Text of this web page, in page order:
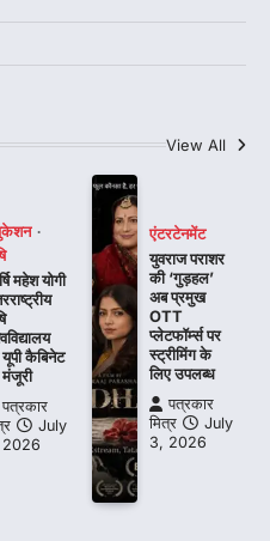
View All
महेश योगी
कैबिनेट
पत्रकार
July
एंटरटेनमेंट
युवराज पराशर
की ‘गुड़हल’
अब प्रमुख
OTT
प्लेटफॉर्म्स पर
स्ट्रीमिंग के
लिए उपलब्ध
पत्रकार
मित्र
July
3, 2026